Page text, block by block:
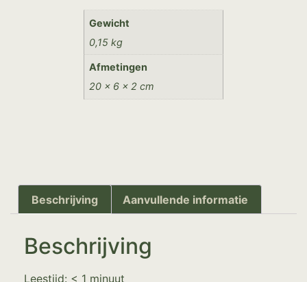
Gewicht
0,15 kg
Afmetingen
20 × 6 × 2 cm
Beschrijving Aanvullende informatie
Beschrijving
Leestijd: < 1 minuut